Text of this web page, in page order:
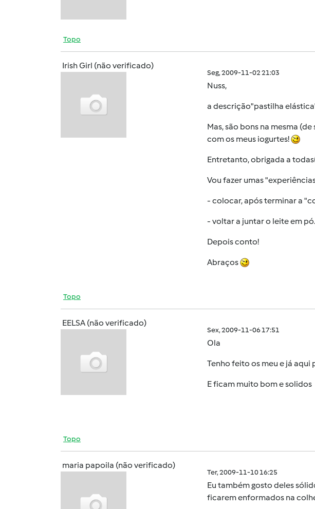
Topo
Irish Girl (não verificado)
Seg, 2009-11-02 21:03
Nuss,
a descrição"pastilha
Mas, são bons na mesma
com os meus iogurtes!
Entretanto, obrigada a
Vou fazer umas
- colocar, após terminar a
- voltar a juntar o leite em pó.
Depois conto!
Abraços
Topo
EELSA (não verificado)
Sex, 2009-11-06 17:51
Ola
Tenho feito os meu e já
E ficam muito bom e solidos
Topo
maria papoila (não verificado)
Ter, 2009-11-10 16:25
Eu também gosto deles
ficarem enformados na